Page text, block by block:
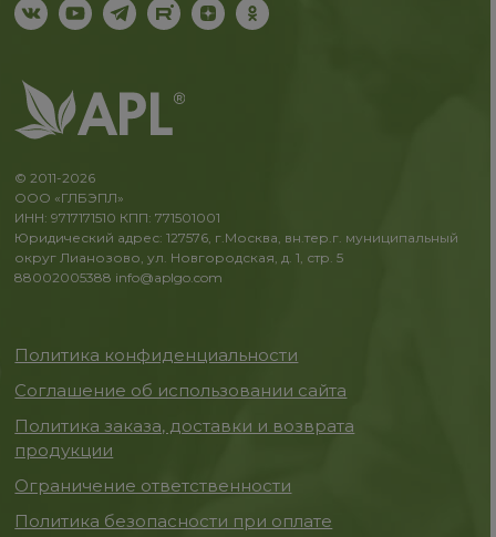
© 2011-2026
ООО «ГЛБЭПЛ»
ИНН: 9717171510 КПП: 771501001
Юридический адрес: 127576, г.Москва, вн.тер.г. муниципальный
округ Лианозово, ул. Новгородская, д. 1, стр. 5
88002005388 info@aplgo.com
Политика конфиденциальности
Соглашение об использовании сайта
Политика заказа, доставки и возврата
продукции
Ограничение ответственности
Политика безопасности при оплате